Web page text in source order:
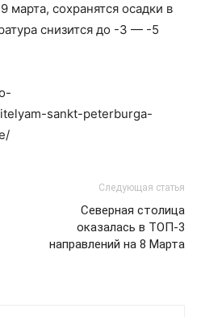
марта, сохранятся осадки в
снизится до -3 — -5
sankt-peterburga-
Следующая статья
Северная столица
оказалась в ТОП-3
направлений на 8 Марта